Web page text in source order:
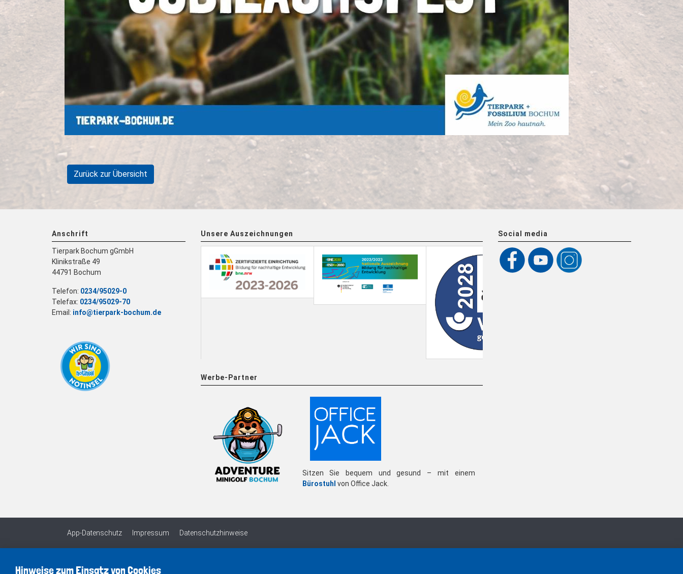
Zurück zur Übersicht
Anschrift
Tierpark Bochum gGmbH
Klinikstraße 49
44791 Bochum
Telefon: 0234/95029-0
Telefax: 0234/95029-70
Email: info@tierpark-bochum.de
Unsere Auszeichnungen
Werbe-Partner
Sitzen Sie bequem und gesund – mit einem
Bürostuhl von Office Jack.
Social media
App-Datenschutz Impressum Datenschutzhinweise
Hinweise zum Einsatz von Cookies